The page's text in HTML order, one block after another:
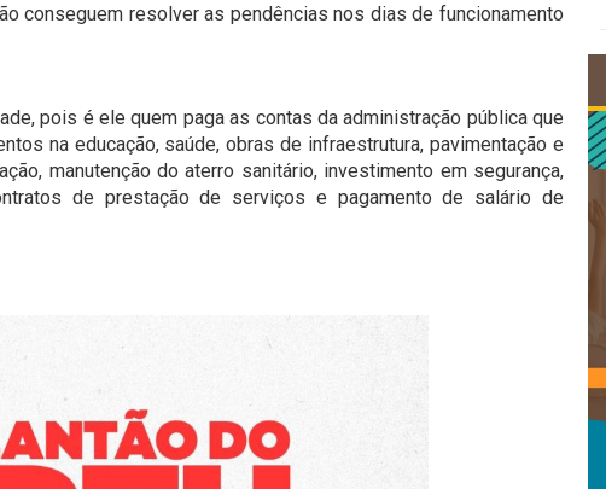
conseguem resolver as pendências nos dias de funcionamento
pois é ele quem paga as contas da administração pública que
na educação, saúde, obras de infraestrutura, pavimentação e
manutenção do aterro sanitário, investimento em segurança,
de prestação de serviços e pagamento de salário de